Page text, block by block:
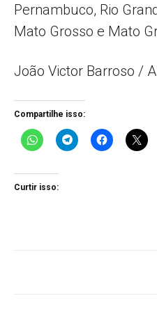
Pernambuco, Rio
Mato Grosso e Mato
João Victor Barroso /
Compartilhe isso:
Curtir isso: